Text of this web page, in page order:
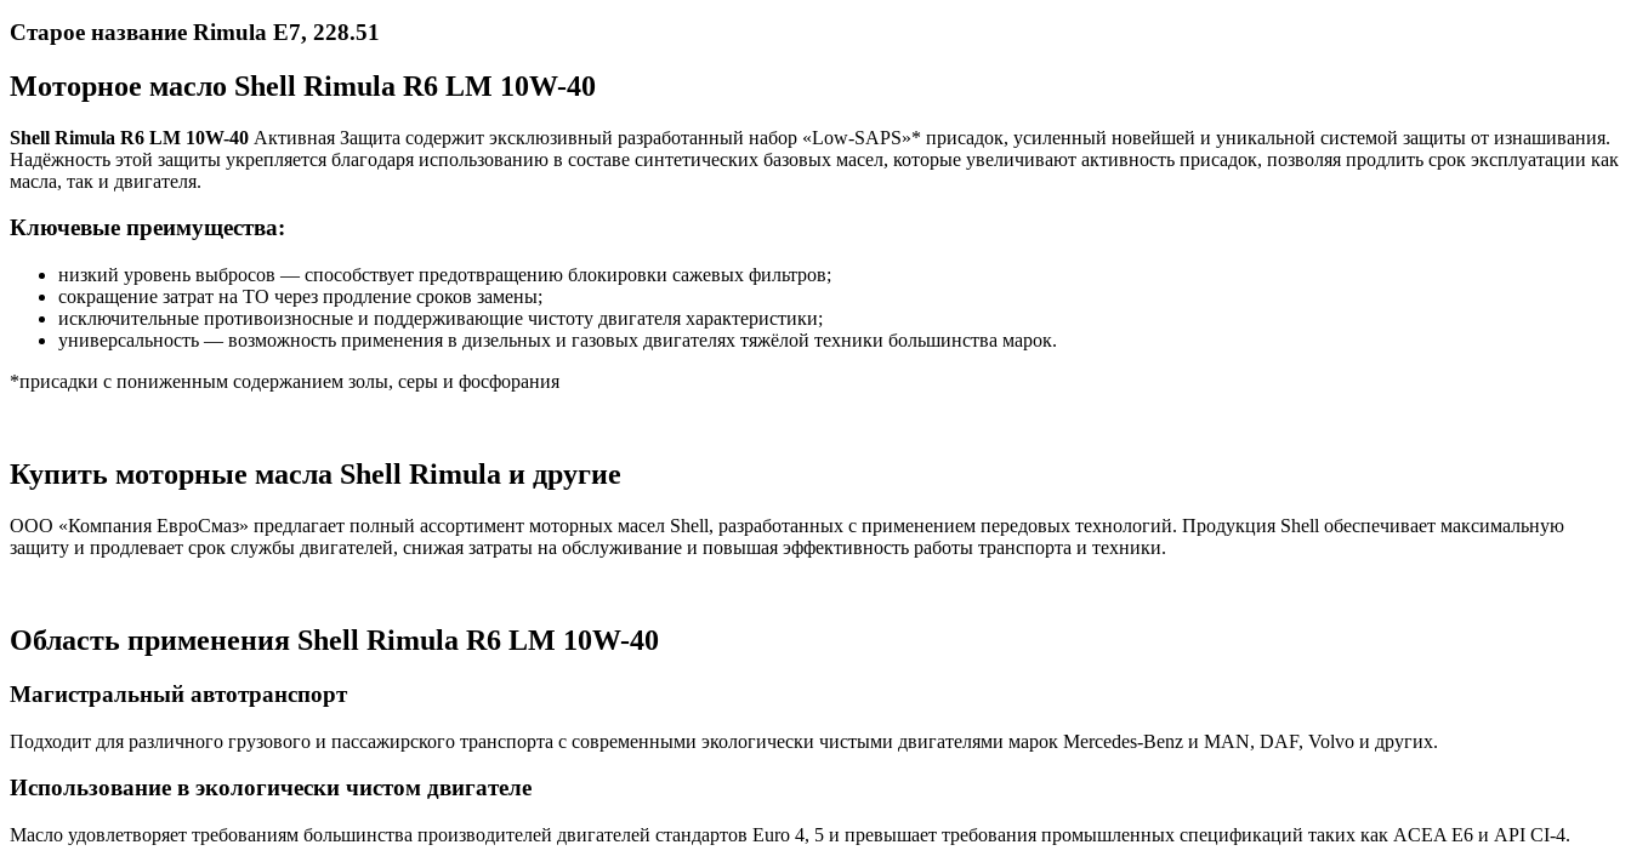
Старое название Rimula E7, 228.51
Моторное масло Shell Rimula R6 LM 10W-40
Shell Rimula R6 LM 10W-40 Активная Защита содержит эксклюзивный разработанный набор «Low-SAPS»* присадок, усиленный новейшей и уникальной системой защиты от изнашивания.
Надёжность этой защиты укрепляется благодаря использованию в составе синтетических базовых масел, которые увеличивают активность присадок, позволяя продлить срок эксплуатации как
масла, так и двигателя.
Ключевые преимущества:
низкий уровень выбросов — способствует предотвращению блокировки сажевых фильтров;
сокращение затрат на ТО через продление сроков замены;
исключительные противоизносные и поддерживающие чистоту двигателя характеристики;
универсальность — возможность применения в дизельных и газовых двигателях тяжёлой техники большинства марок.
*присадки с пониженным содержанием золы, серы и фосфорания
Купить моторные масла Shell Rimula и другие
ООО «Компания ЕвроСмаз» предлагает полный ассортимент моторных масел Shell, разработанных с применением передовых технологий. Продукция Shell обеспечивает максимальную
защиту и продлевает срок службы двигателей, снижая затраты на обслуживание и повышая эффективность работы транспорта и техники.
Область применения Shell Rimula R6 LM 10W-40
Магистральный автотранспорт
Подходит для различного грузового и пассажирского транспорта с современными экологически чистыми двигателями марок Mercedes-Benz и MAN, DAF, Volvo и других.
Использование в экологически чистом двигателе
Масло удовлетворяет требованиям большинства производителей двигателей стандартов Euro 4, 5 и превышает требования промышленных спецификаций таких как ACEA E6 и API CI-4.